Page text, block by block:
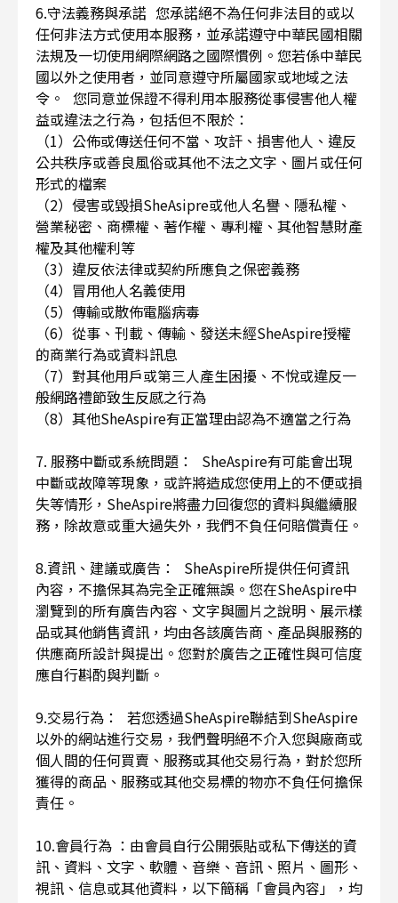
6.守法義務與承諾 您承諾絕不為任何非法目的或以
任何非法方式使用本服務，並承諾遵守中華民國相關
法規及一切使用網際網路之國際慣例。您若係中華民
國以外之使用者，並同意遵守所屬國家或地域之法
令。 您同意並保證不得利用本服務從事侵害他人權
益或違法之行為，包括但不限於：
（1）公佈或傳送任何不當、攻訐、損害他人、違反
公共秩序或善良風俗或其他不法之文字、圖片或任何
形式的檔案
（2）侵害或毀損SheAsipre或他人名譽、隱私權、
營業秘密、商標權、著作權、專利權、其他智慧財產
權及其他權利等
（3）違反依法律或契約所應負之保密義務
（4）冒用他人名義使用
（5）傳輸或散佈電腦病毒
（6）從事、刊載、傳輸、發送未經SheAspire授權
的商業行為或資料訊息
（7）對其他用戶或第三人產生困擾、不悅或違反一
般網路禮節致生反感之行為
（8）其他SheAspire有正當理由認為不適當之行為
7. 服務中斷或系統問題： SheAspire有可能會出現
中斷或故障等現象，或許將造成您使用上的不便或損
失等情形，SheAspire將盡力回復您的資料與繼續服
務，除故意或重大過失外，我們不負任何賠償責任。
8.資訊、建議或廣告： SheAspire所提供任何資訊
內容，不擔保其為完全正確無誤。您在SheAspire中
瀏覽到的所有廣告內容、文字與圖片之說明、展示樣
品或其他銷售資訊，均由各該廣告商、產品與服務的
供應商所設計與提出。您對於廣告之正確性與可信度
應自行斟酌與判斷。
9.交易行為： 若您透過SheAspire聯結到SheAspire
以外的網站進行交易，我們聲明絕不介入您與廠商或
個人間的任何買賣、服務或其他交易行為，對於您所
獲得的商品、服務或其他交易標的物亦不負任何擔保
責任。
10.會員行為 ：由會員自行公開張貼或私下傳送的資
訊、資料、文字、軟體、音樂、音訊、照片、圖形、
視訊、信息或其他資料，以下簡稱「會員內容」，均